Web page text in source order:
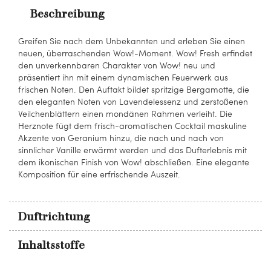
Beschreibung
Greifen Sie nach dem Unbekannten und erleben Sie einen
neuen, überraschenden Wow!-Moment. Wow! Fresh erfindet
den unverkennbaren Charakter von Wow! neu und
präsentiert ihn mit einem dynamischen Feuerwerk aus
frischen Noten. Den Auftakt bildet spritzige Bergamotte, die
den eleganten Noten von Lavendelessenz und zerstoßenen
Veilchenblättern einen mondänen Rahmen verleiht. Die
Herznote fügt dem frisch-aromatischen Cocktail maskuline
Akzente von Geranium hinzu, die nach und nach von
sinnlicher Vanille erwärmt werden und das Dufterlebnis mit
dem ikonischen Finish von Wow! abschließen. Eine elegante
Komposition für eine erfrischende Auszeit.
Duftrichtung
Inhaltsstoffe